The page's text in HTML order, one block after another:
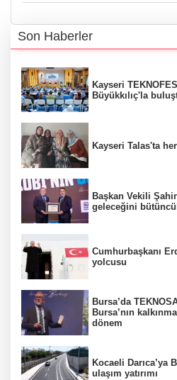
Son Haberler
Kayseri
Büyükkılıç'la
Kayseri Talas'ta her
Başkan Vekili
geleceğini
Cumhurbaşkanı
yolcusu
Bursa’da
Bursa’nın
dönem
Kocaeli Darıca’ya
ulaşım yatırımı